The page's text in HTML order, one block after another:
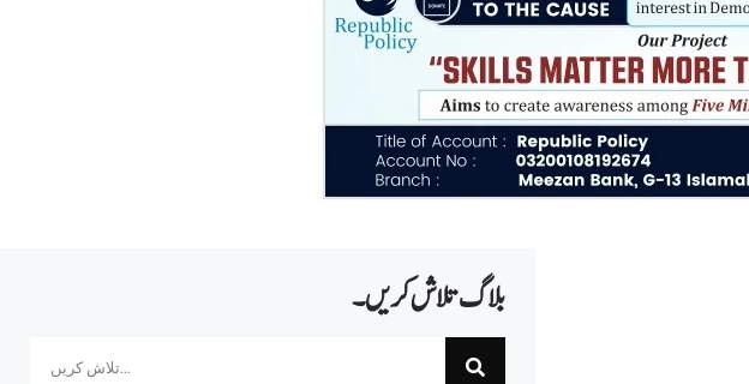
بلاگ تلاش کریں۔